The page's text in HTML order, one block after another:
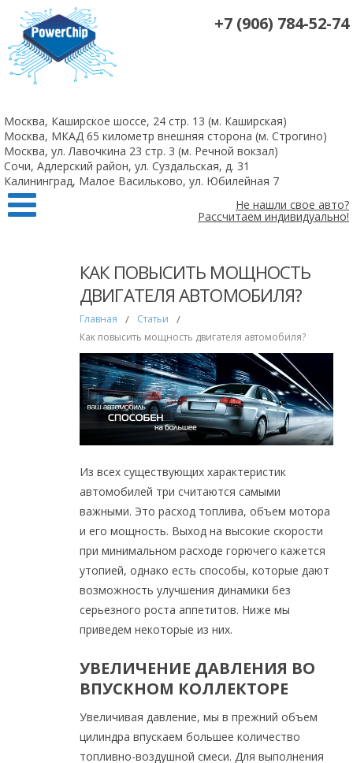
+7 (906) 784-52-74
Заказать
Москва, Каширское шоссе, 24 стр. 13 (м. Каширская)
Москва, МКАД 65 километр внешняя сторона (м. Строгино)
Москва, ул. Лавочкина 23 стр. 3 (м. Речной вокзал)
Сочи, Адлерский район, ул. Суздальская, д. 31
Калининград, Малое Васильково, ул. Юбилейная 7
Не нашли свое авто?
Рассчитаем индивидуально!
КАК ПОВЫСИТЬ МОЩНОСТЬ
ДВИГАТЕЛЯ АВТОМОБИЛЯ?
Главная / Статьи /
Как повысить мощность двигателя автомобиля?
Из всех существующих характеристик
автомобилей три считаются самыми
важными. Это расход топлива, объем мотора
и его мощность. Выход на высокие скорости
при минимальном расходе горючего кажется
утопией, однако есть способы, которые дают
возможность улучшения динамики без
серьезного роста аппетитов. Ниже мы
приведем некоторые из них.
УВЕЛИЧЕНИЕ ДАВЛЕНИЯ ВО
ВПУСКНОМ КОЛЛЕКТОРЕ
Увеличивая давление, мы в прежний объем
цилиндра впускаем большее количество
топливно-воздушной смеси. Для выполнения